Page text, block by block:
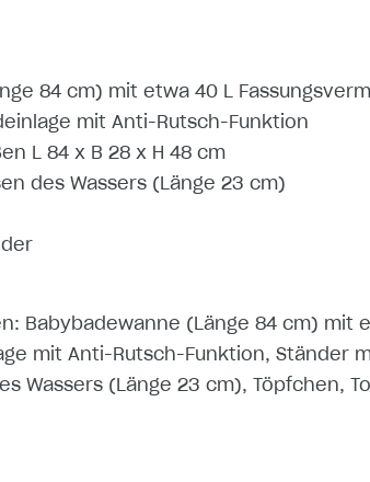
84 cm) mit etwa 40 L
mit Anti-Rutsch-Funktion
L 84 x B 28 x H 48 cm
des Wassers (Länge 23 cm)
Babybadewanne (Länge 84 cm) mit
mit Anti-Rutsch-Funktion, Ständer
Wassers (Länge 23 cm), Töpfchen,